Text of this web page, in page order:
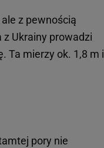
z pewnością
z Ukrainy prowadzi
Ta mierzy ok. 1,8 m i
pory nie